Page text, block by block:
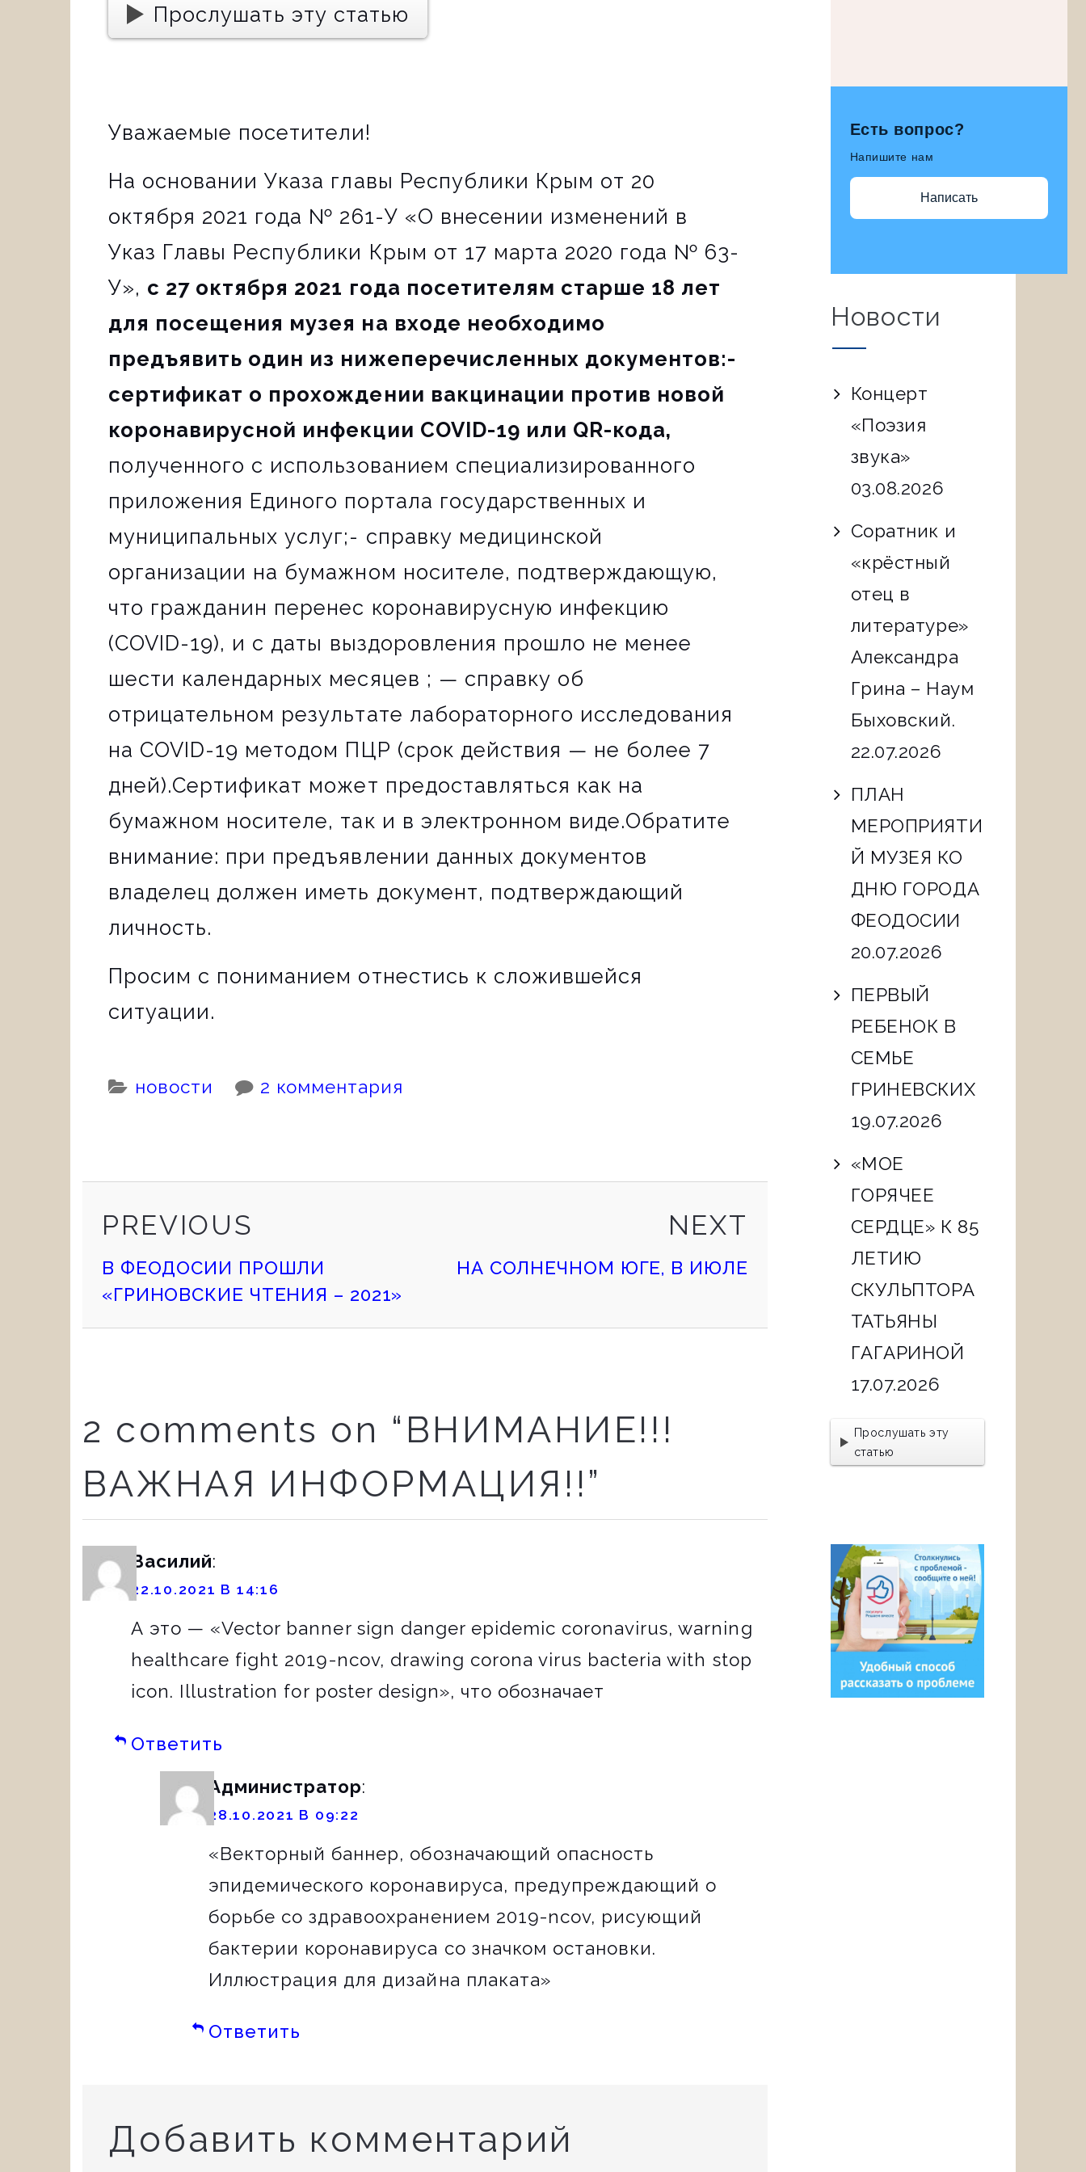
Прослушать эту статью
Уважаемые посетители!
На основании Указа главы Республики Крым от 20
октября 2021 года № 261-У «О внесении изменений в
Указ Главы Республики Крым от 17 марта 2020 года № 63-
У», с 27 октября 2021 года посетителям старше 18 лет
для посещения музея на входе необходимо
предъявить один из нижеперечисленных документов:-
сертификат о прохождении вакцинации против новой
коронавирусной инфекции COVID-19 или QR-кода,
полученного с использованием специализированного
приложения Единого портала государственных и
муниципальных услуг;- справку медицинской
организации на бумажном носителе, подтверждающую,
что гражданин перенес коронавирусную инфекцию
(COVID-19), и с даты выздоровления прошло не менее
шести календарных месяцев ; — справку об
отрицательном результате лабораторного исследования
на COVID-19 методом ПЦР (срок действия — не более 7
дней).Сертификат может предоставляться как на
бумажном носителе, так и в электронном виде.Обратите
внимание: при предъявлении данных документов
владелец должен иметь документ, подтверждающий
личность.
Просим с пониманием отнестись к сложившейся
ситуации.
Categories:
новости 2 комментария
Continue
Reading
PREVIOUS
POST
PREVIOUS
В ФЕОДОСИИ ПРОШЛИ
«ГРИНОВСКИЕ ЧТЕНИЯ – 2021»
NEXT
НА СОЛНЕЧНОМ ЮГЕ, В ИЮЛЕ
2 comments on “ ВНИМАНИЕ!!!
ВАЖНАЯ ИНФОРМАЦИЯ!!”
Василий:
22.10.2021 В 14:16
А это — «Vector banner sign danger epidemic coronavirus, warning
healthcare fight 2019-ncov, drawing corona virus bacteria with stop
icon. Illustration for poster design», что обозначает
Ответить
Администратор:
28.10.2021 В 09:22
«Векторный баннер, обозначающий опасность
эпидемического коронавируса, предупреждающий о
борьбе со здравоохранением 2019-ncov, рисующий
бактерии коронавируса со значком остановки.
Иллюстрация для дизайна плаката»
Ответить
Добавить комментарий
Есть вопрос?
Напишите нам
Написать
Новости
Концерт
«Поэзия
звука»
03.08.2026
Соратник и
«крёстный
отец в
литературе»
Александра
Грина – Наум
Быховский.
22.07.2026
ПЛАН
МЕРОПРИЯТИ
Й МУЗЕЯ КО
ДНЮ ГОРОДА
ФЕОДОСИИ
20.07.2026
ПЕРВЫЙ
РЕБЕНОК В
СЕМЬЕ
ГРИНЕВСКИХ
19.07.2026
«МОЕ
ГОРЯЧЕЕ
СЕРДЦЕ» К 85
ЛЕТИЮ
СКУЛЬПТОРА
ТАТЬЯНЫ
ГАГАРИНОЙ
17.07.2026
Прослушать эту
статью